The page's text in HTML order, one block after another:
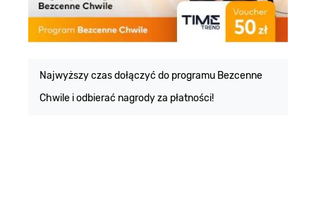
Najwyższy czas dołączyć do programu Bezcenne
Chwile i odbierać nagrody za płatności!